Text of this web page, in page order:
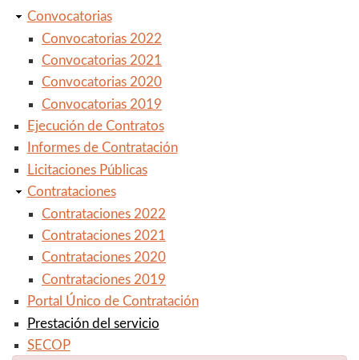
Convocatorias
Convocatorias 2022
Convocatorias 2021
Convocatorias 2020
Convocatorias 2019
Ejecución de Contratos
Informes de Contratación
Licitaciones Públicas
Contrataciones
Contrataciones 2022
Contrataciones 2021
Contrataciones 2020
Contrataciones 2019
Portal Único de Contratación
Prestación del servicio
SECOP